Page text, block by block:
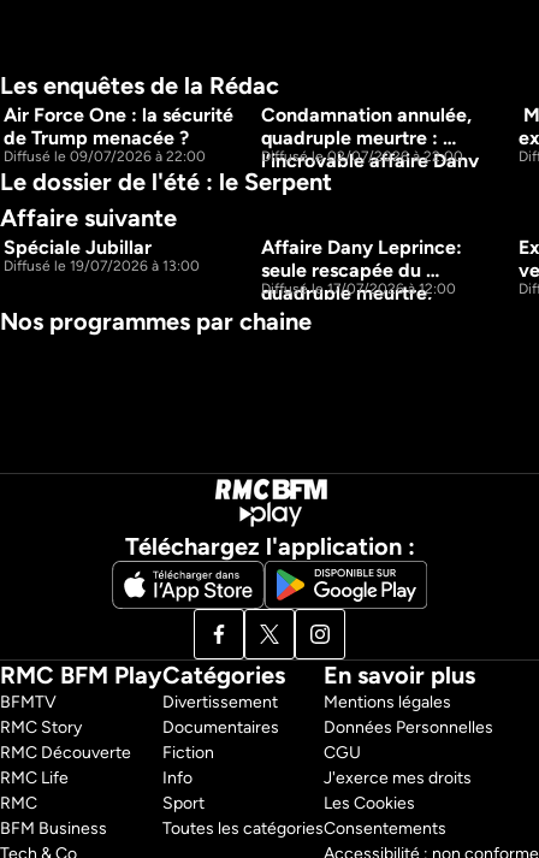
Les enquêtes de la Rédac
7m
Air Force One : la sécurité
de Trump menacée ?
Diffusé le 09/07/2026 à 22:00
Condamnation annulée,
quadruple meurtre :
l’incroyable affaire Dany
Leprince
Diffusé le 02/07/2026 à 22:00
Le dossier de l'été : le Serpent
Affaire suivante
Diffusé le 19/07/2026 à 13:00
Affaire Dany Leprince:
seule rescapée du
quadruple meurtre,
comment le témoignage de
Solène Leprince est devenu
Diffusé le 17/07/2026 à 12:00
Nos programmes par chaine
Téléchargez l'application :
RMC BFM Play
BFMTV
RMC Story
RMC Découverte
RMC Life
RMC
BFM Business
Catégories
Divertissement
Documentaires
Fiction
Info
Sport
Toutes les catégories
En savoir plus
Mentions légales
Données Personnelles
CGU
J'exerce mes droits
Les Cookies
Consentements